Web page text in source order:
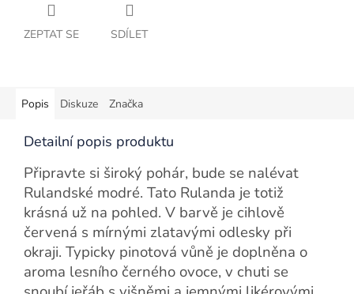
ZEPTAT SE SDÍLET
Popis Diskuze Značka
Detailní popis produktu
Připravte si široký pohár, bude se nalévat
Rulandské modré. Tato Rulanda je totiž
krásná už na pohled. V barvě je cihlově
červená s mírnými zlatavými odlesky při
okraji. Typicky pinotová vůně je doplněna o
aroma lesního černého ovoce, v chuti se